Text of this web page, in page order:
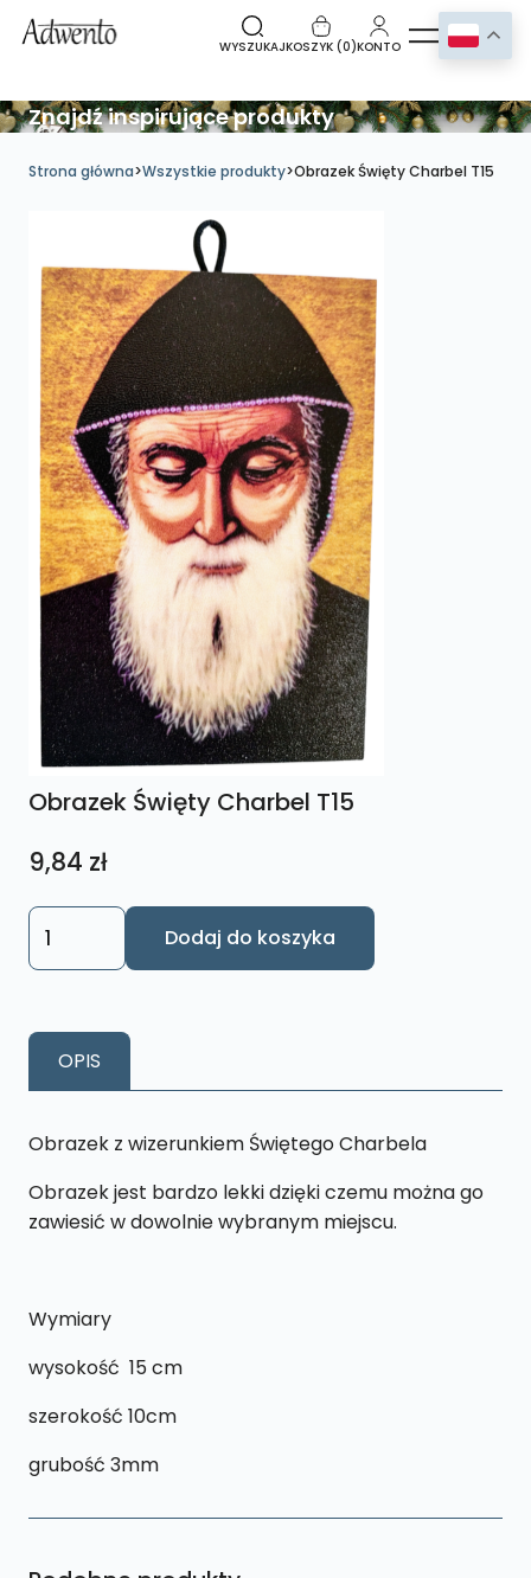
WYSZUKAJKOSZYK (0)KONTO
Znajdź inspirujące produkty
Strona główna>Wszystkie produkty>Obrazek Święty Charbel T15
Obrazek Święty Charbel T15
9,84 zł
ilość
Obrazek
T15
Dodaj do koszyka
OPIS
Obrazek z wizerunkiem Świętego Charbela
Obrazek jest bardzo lekki dzięki czemu można go
zawiesić w dowolnie wybranym miejscu.
Wymiary
wysokość 15 cm
szerokość 10cm
grubość 3mm